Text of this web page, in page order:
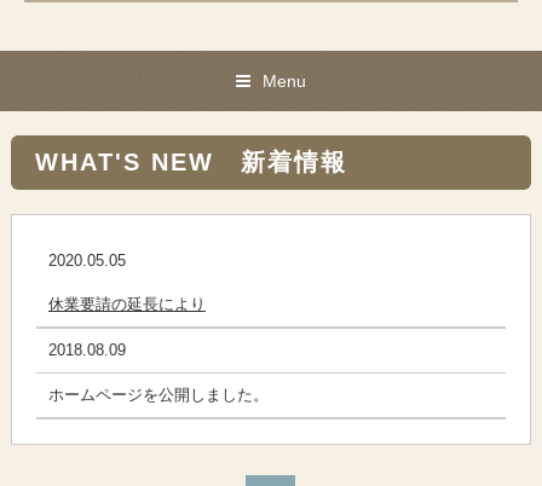
Menu
WHAT'S NEW 新着情報
2020.05.05
休業要請の延長により
2018.08.09
ホームページを公開しました。